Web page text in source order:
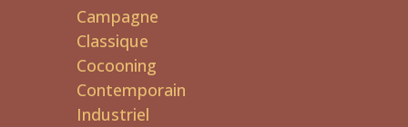
Campagne
Classique
Cocooning
Contemporain
Industriel